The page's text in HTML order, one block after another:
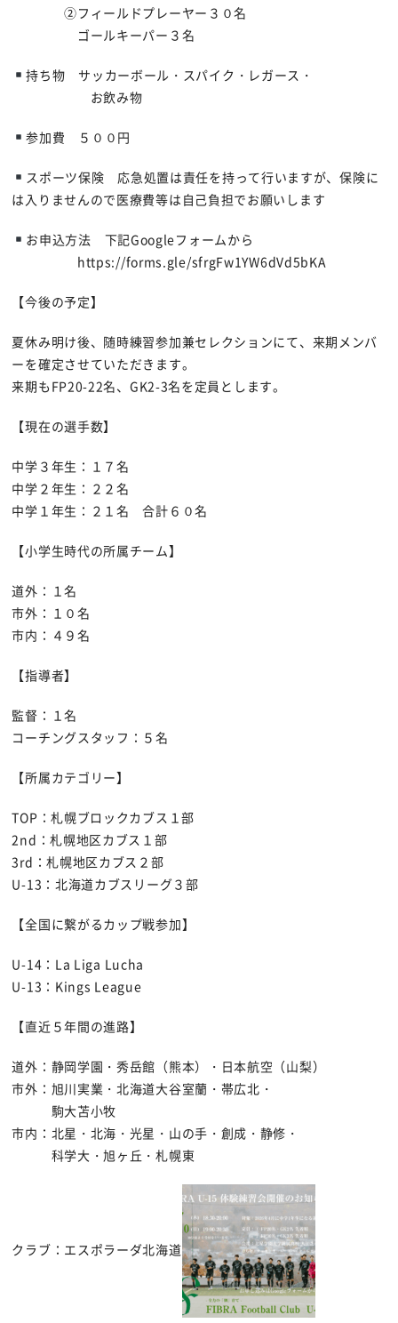
②フィールドプレーヤー３０名
ゴールキーパー３名
持ち物 サッカーボール・スパイク・レガース・
お飲み物
参加費 ５００円
スポーツ保険 応急処置は責任を持って行いますが、保険に
は入りませんので医療費等は自己負担でお願いします
お申込方法 下記Googleフォームから
https://forms.gle/sfrgFw1YW6dVd5bKA
【今後の予定】
夏休み明け後、随時練習参加兼セレクションにて、来期メンバ
ーを確定させていただきます。
来期もFP20-22名、GK2-3名を定員とします。
【現在の選手数】
中学３年生：１７名
中学２年生：２２名
中学１年生：２１名 合計６０名
【小学生時代の所属チーム】
道外：１名
市外：１０名
市内：４９名
【指導者】
監督：１名
コーチングスタッフ：５名
【所属カテゴリー】
TOP：札幌ブロックカブス１部
2nd：札幌地区カブス１部
3rd：札幌地区カブス２部
U-13：北海道カブスリーグ３部
【全国に繋がるカップ戦参加】
U-14：La Liga Lucha
U-13：Kings League
【直近５年間の進路】
道外：静岡学園・秀岳館（熊本）・日本航空（山梨）
市外：旭川実業・北海道大谷室蘭・帯広北・
駒大苫小牧
市内：北星・北海・光星・山の手・創成・静修・
科学大・旭ヶ丘・札幌東
クラブ：エスポラーダ北海道